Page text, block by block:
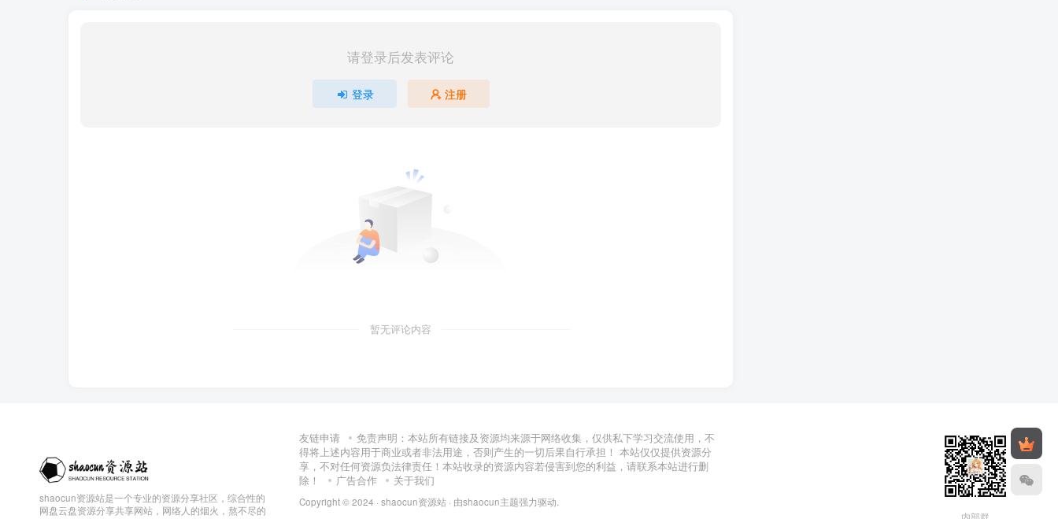
请登录后发表评论
登录 注册
暂无评论内容
shaocun资源站是一个专业的资源分享社区，综合性的
网盘云盘资源分享共享网站，网络人的烟火，熬不尽的
友链申请
免责声明：本站所有链接及资源均来源于网络收集，仅供私下学习交流使用，不
得将上述内容用于商业或者非法用途，否则产生的一切后果自行承担！ 本站仅仅提供资源分
享，不对任何资源负法律责任！本站收录的资源内容若侵害到您的利益，请联系本站进行删
除！
广告合作 关于我们
Copyright © 2024 · shaocun资源站 · 由shaocun主题强力驱动.